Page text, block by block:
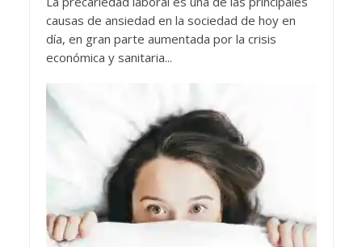
causas de ansiedad en la sociedad de hoy en
día, en gran parte aumentada por la crisis
económica y sanitaria...